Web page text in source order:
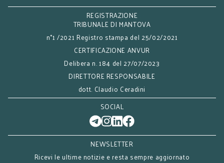
REGISTRAZIONE
TRIBUNALE DI MANTOVA
n°1 /2021 Registro stampa del 25/02/2021
CERTIFICAZIONE ANVUR
Delibera n. 184 del 27/07/2023
DIRETTORE RESPONSABILE
dott. Claudio Ceradini
SOCIAL
NEWSLETTER
Ricevi le ultime notizie e resta sempre aggiornato